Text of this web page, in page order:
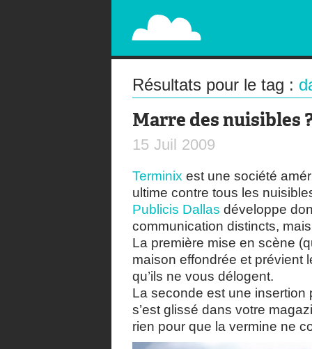
PAPERPLANE
STREET, AMBIENT, GUÉRILLA MARKETING
Résultats pour le tag :
Marre des nuisibles
15 Juil 2009
Terminix est une société
ultime contre tous les
Publicis Dallas développe
communication distincts,
La première mise en scène
maison effondrée et prévient
qu’ils ne vous délogent.
La seconde est une
s’est glissé dans votre
rien pour que la vermine ne